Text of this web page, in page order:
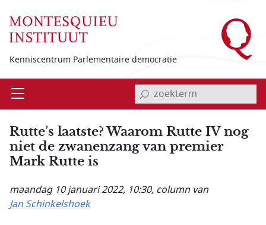
Kenniscentrum Parlementaire democratie
Open invoerveld zoekterm
Rutte’s laatste? Waarom Rutte IV nog
niet de zwanenzang van premier
Mark Rutte is
maandag 10 januari 2022, 10:30, column van
Jan Schinkelshoek